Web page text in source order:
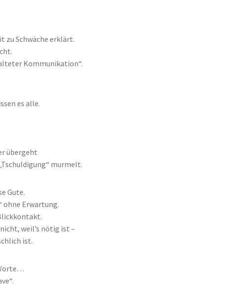
zu Schwäche erklärt.
Kommunikation“.
es alle.
übergeht
murmelt.
Gute.
ohne Erwartung.
weil’s nötig ist –
ist.